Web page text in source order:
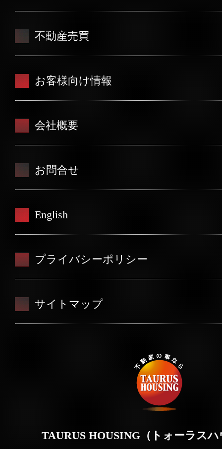
不動産売買
お客様向け情報
会社概要
お問合せ
English
プライバシーポリシー
サイトマップ
TAURUS HOUSING（トォーラス